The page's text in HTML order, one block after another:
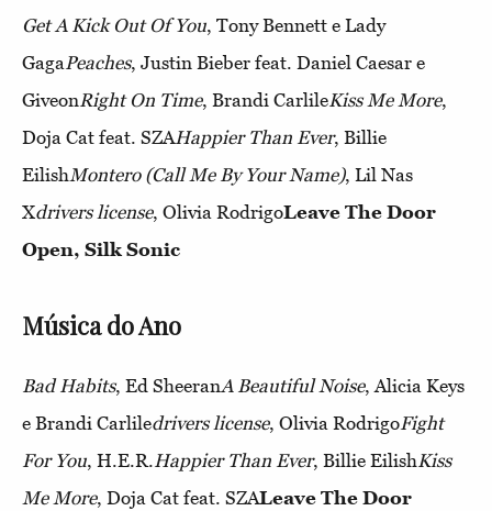
Get A Kick Out Of You, Tony Bennett e Lady
GagaPeaches, Justin Bieber feat. Daniel Caesar e
GiveonRight On Time, Brandi CarlileKiss Me More,
Doja Cat feat. SZAHappier Than Ever, Billie
EilishMontero (Call Me By Your Name), Lil Nas
Xdrivers license, Olivia RodrigoLeave The Door
Open, Silk Sonic
Música do Ano
Bad Habits, Ed SheeranA Beautiful Noise, Alicia Keys
e Brandi Carliledrivers license, Olivia RodrigoFight
For You, H.E.R.Happier Than Ever, Billie EilishKiss
Me More, Doja Cat feat. SZALeave The Door